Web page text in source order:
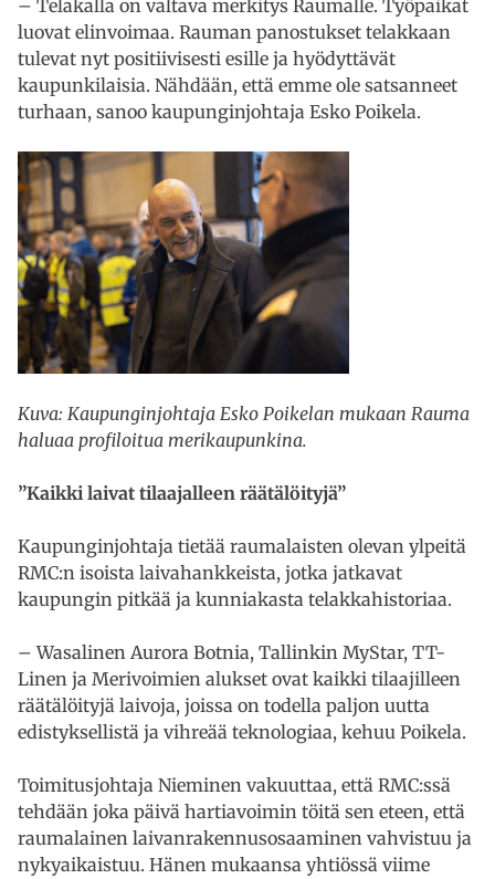
– Telakalla on valtava merkitys Raumalle. Työpaikat
luovat elinvoimaa. Rauman panostukset telakkaan
tulevat nyt positiivisesti esille ja hyödyttävät
kaupunkilaisia. Nähdään, että emme ole satsanneet
turhaan, sanoo kaupunginjohtaja Esko Poikela.
Kuva: Kaupunginjohtaja Esko Poikelan mukaan Rauma
haluaa profiloitua merikaupunkina.
”Kaikki laivat tilaajalleen räätälöityjä”
Kaupunginjohtaja tietää raumalaisten olevan ylpeitä
RMC:n isoista laivahankkeista, jotka jatkavat
kaupungin pitkää ja kunniakasta telakkahistoriaa.
– Wasalinen Aurora Botnia, Tallinkin MyStar, TT-
Linen ja Merivoimien alukset ovat kaikki tilaajilleen
räätälöityjä laivoja, joissa on todella paljon uutta
edistyksellistä ja vihreää teknologiaa, kehuu Poikela.
Toimitusjohtaja Nieminen vakuuttaa, että RMC:ssä
tehdään joka päivä hartiavoimin töitä sen eteen, että
raumalainen laivanrakennusosaaminen vahvistuu ja
nykyaikaistuu. Hänen mukaansa yhtiössä viime